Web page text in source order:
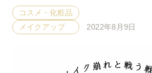
コスメ・化粧品
メイクアップ
2022年8月9日